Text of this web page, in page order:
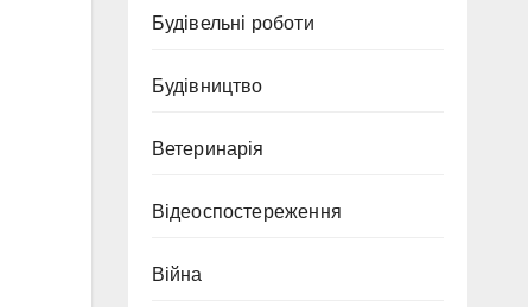
Будівельні роботи
Будівництво
Ветеринарія
Відеоспостереження
Війна